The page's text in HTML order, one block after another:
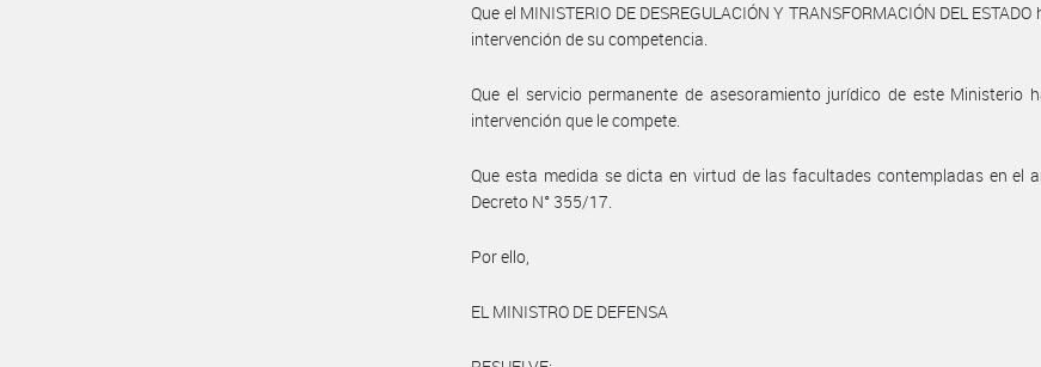
Que el MINISTERIO DE DESREGULACIÓN Y TRANSFORMACIÓN DEL
intervención de su competencia.
Que el servicio permanente de asesoramiento jurídico de este Ministerio
intervención que le compete.
Que esta medida se dicta en virtud de las facultades contempladas en el
Decreto N° 355/17.
Por ello,
EL MINISTRO DE DEFENSA